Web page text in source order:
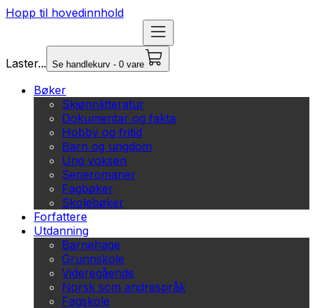
Hopp til hovedinnhold
Laster... Se handlekurv - 0 vare
Bøker
Skjønnlitteratur
Dokumentar og fakta
Hobby og fritid
Barn og ungdom
Ung voksen
Serieromaner
Fagbøker
Skolebøker
Forfattere
Utdanning
Barnehage
Grunnskole
Videregående
Norsk som andrespråk
Fagskole